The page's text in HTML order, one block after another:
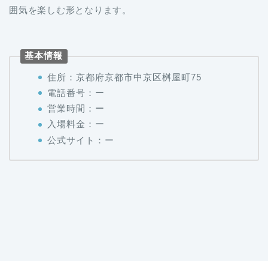
囲気を楽しむ形となります。
基本情報
住所：京都府京都市中京区桝屋町75
電話番号：ー
営業時間：ー
入場料金：ー
公式サイト：ー